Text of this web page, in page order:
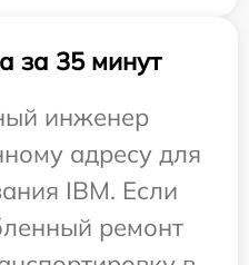
за 35 минут
инженер
адресу для
IBM. Если
ремонт